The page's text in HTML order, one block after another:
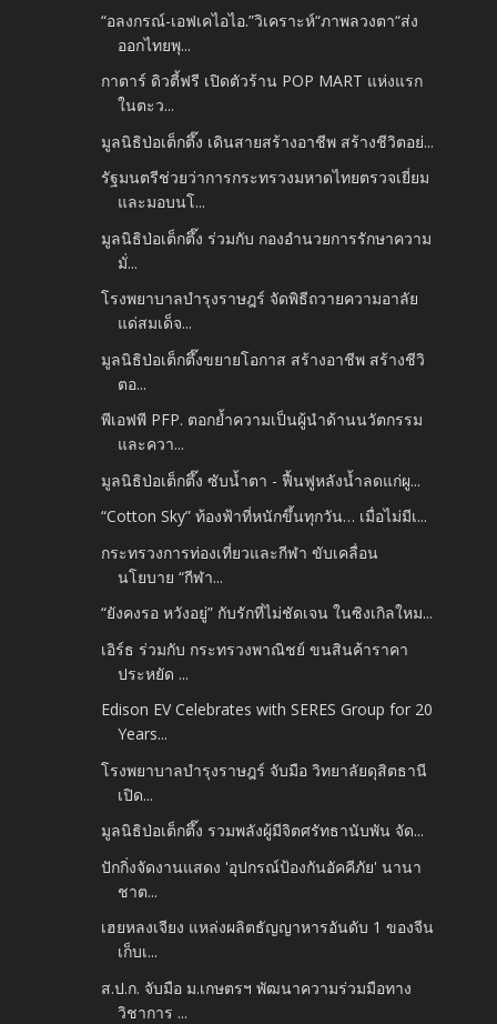
“อลงกรณ์-เอฟเคไอไอ.”วิเคราะห์“ภาพลวงตา“ส่ง
ออกไทยพุ...
กาตาร์ ดิวตี้ฟรี เปิดตัวร้าน POP MART แห่งแรก
ในตะว...
มูลนิธิป่อเต็กตึ๊ง เดินสายสร้างอาชีพ สร้างชีวิตอย่...
รัฐมนตรีช่วยว่าการกระทรวงมหาดไทยตรวจเยี่ยม
และมอบนโ...
มูลนิธิป่อเต็กตึ๊ง ร่วมกับ กองอำนวยการรักษาความ
มั่...
โรงพยาบาลบำรุงราษฎร์ จัดพิธีถวายความอาลัย
แด่สมเด็จ...
มูลนิธิป่อเต็กตึ๊งขยายโอกาส สร้างอาชีพ สร้างชีวิ
ตอ...
พีเอฟพี PFP. ตอกย้ำความเป็นผู้นำด้านนวัตกรรม
และควา...
มูลนิธิป่อเต็กตึ๊ง ซับน้ำตา - ฟื้นฟูหลังน้ำลดแก่ผู...
“Cotton Sky” ท้องฟ้าที่หนักขึ้นทุกวัน… เมื่อไม่มีเ...
กระทรวงการท่องเที่ยวและกีฬา ขับเคลื่อน
นโยบาย “กีฬา...
“ยังคงรอ หวังอยู่” กับรักที่ไม่ชัดเจน ในซิงเกิลใหม...
เอิร์ธ ร่วมกับ กระทรวงพาณิชย์ ขนสินค้าราคา
ประหยัด ...
Edison EV Celebrates with SERES Group for 20
Years...
โรงพยาบาลบำรุงราษฎร์ จับมือ วิทยาลัยดุสิตธานี
เปิด...
มูลนิธิป่อเต็กตึ๊ง รวมพลังผู้มีจิตศรัทธานับพัน จัด...
ปักกิ่งจัดงานแสดง 'อุปกรณ์ป้องกันอัคคีภัย' นานา
ชาต...
เฮยหลงเจียง แหล่งผลิตธัญญาหารอันดับ 1 ของจีน
เก็บเ...
ส.ป.ก. จับมือ ม.เกษตรฯ พัฒนาความร่วมมือทาง
วิชาการ ...